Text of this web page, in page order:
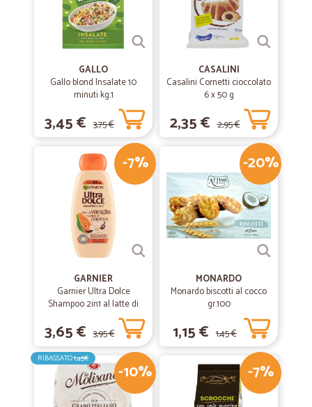
GALLO
Gallo blond Insalate 10
minuti kg.1
3,45 € 3,75 €
CASALINI
Casalini Cornetti cioccolato
6 x 50 g
2,35 € 2,95 €
-7%
GARNIER
Garnier Ultra Dolce
Shampoo 2in1 al latte di
Vaniglia e polpa di Papaya
per capelli lunghi, 300 ml.
3,65 € 3,95 €
-20%
MONARDO
Monardo biscotti al cocco
gr.100
1,15 € 1,45 €
-10%
RIBASSATO1,45€
-7%